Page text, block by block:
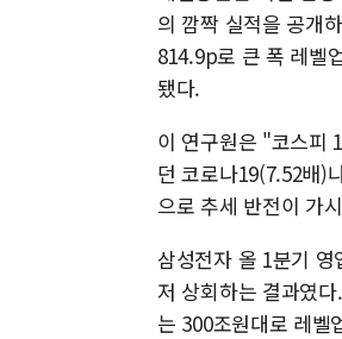
의 깜짝 실적을 공개
814.9p로 큰 폭 레벨
됐다.
이 연구원은 "코스피
던 코로나19(7.52배)
으로 추세 반전이 가
삼성전자 올 1분기
저 상회하는 결과였
는 300조원대로 레벨